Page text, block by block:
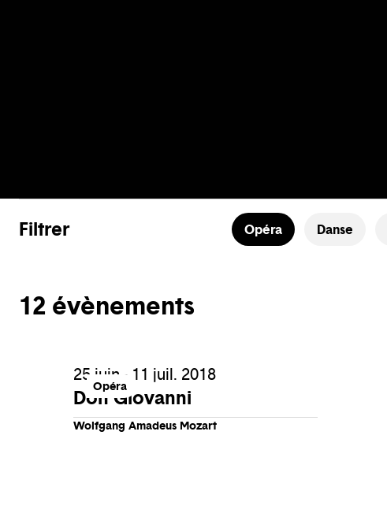
Filtrer Opéra Danse
12 évènements
Opéra
25 juin - 11 juil. 2018
Don Giovanni
Wolfgang Amadeus Mozart